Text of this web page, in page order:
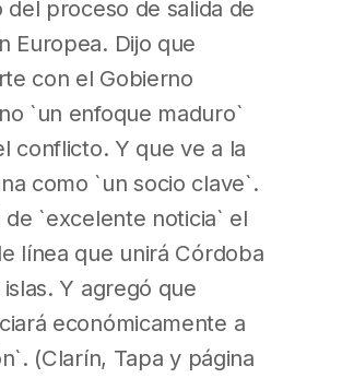
del proceso de salida de
Europea. Dijo que
con el Gobierno
`un enfoque maduro`
conflicto. Y que ve a la
como `un socio clave`.
de `excelente noticia` el
línea que unirá Córdoba
Y agregó que
económicamente a
(Clarín, Tapa y página